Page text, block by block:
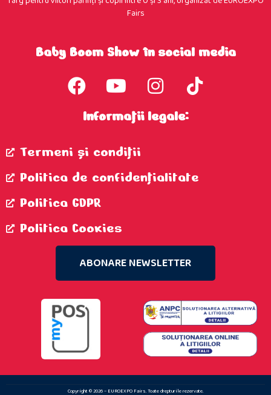
Fairs
Baby Boom Show în social media
Informații legale:
Termeni şi condiţii
Politica de confidenţialitate
Politica GDPR
Politica Cookies
ABONARE NEWSLETTER
Copyright © 2026 – EUROEXPO Fairs. Toate drepturile rezervate.